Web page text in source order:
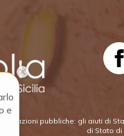
erogazioni pubbliche: gli aiuti di
di Stato di